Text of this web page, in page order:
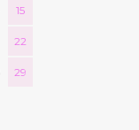
15
22
29